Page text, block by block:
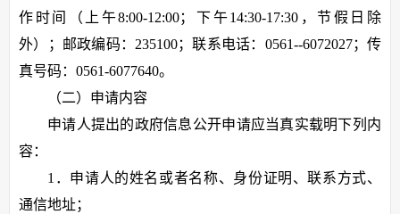
作时间（上午8:00-12:00；下午14:30-17:30，节假日除
外）；邮政编码：235100；联系电话：0561--6072027；传
真号码：0561-6077640。
（二）申请内容
申请人提出的政府信息公开申请应当真实载明下列内
容：
1．申请人的姓名或者名称、身份证明、联系方式、
通信地址；